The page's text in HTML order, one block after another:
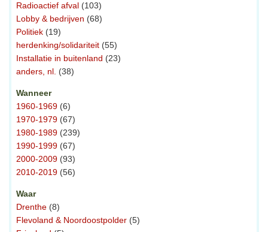
Radioactief afval (103)
Lobby & bedrijven (68)
Politiek (19)
herdenking/solidariteit (55)
Installatie in buitenland (23)
anders, nl. (38)
Wanneer
1960-1969 (6)
1970-1979 (67)
1980-1989 (239)
1990-1999 (67)
2000-2009 (93)
2010-2019 (56)
Waar
Drenthe (8)
Flevoland & Noordoostpolder (5)